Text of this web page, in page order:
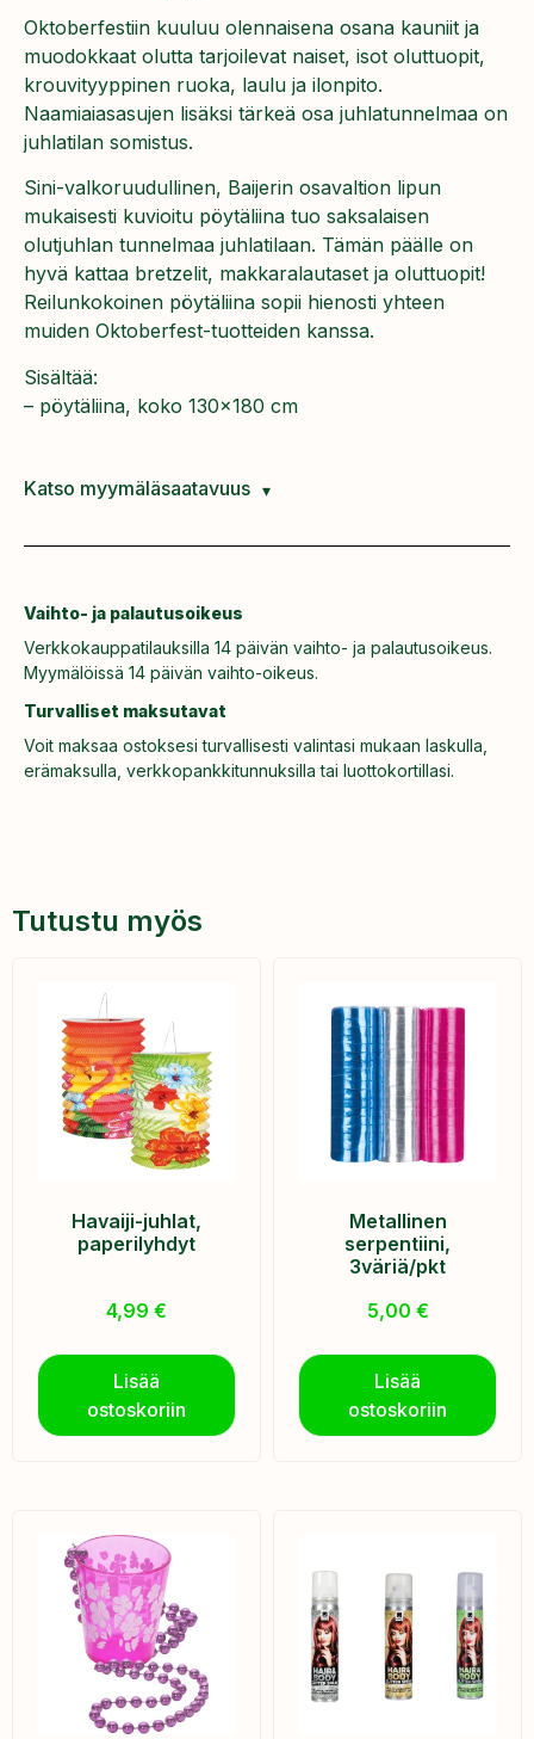
Oktoberfestiin kuuluu olennaisena osana kauniit ja
muodokkaat olutta tarjoilevat naiset, isot oluttuopit,
krouvityyppinen ruoka, laulu ja ilonpito.
Naamiaiasasujen lisäksi tärkeä osa juhlatunnelmaa on
juhlatilan somistus.
Sini-valkoruudullinen, Baijerin osavaltion lipun
mukaisesti kuvioitu pöytäliina tuo saksalaisen
olutjuhlan tunnelmaa juhlatilaan. Tämän päälle on
hyvä kattaa bretzelit, makkaralautaset ja oluttuopit!
Reilunkokoinen pöytäliina sopii hienosti yhteen
muiden Oktoberfest-tuotteiden kanssa.
Sisältää:
– pöytäliina, koko 130×180 cm
Katso myymäläsaatavuus
Vaihto- ja palautusoikeus
Verkkokauppatilauksilla 14 päivän vaihto- ja palautusoikeus.
Myymälöissä 14 päivän vaihto-oikeus.
Turvalliset maksutavat
Voit maksaa ostoksesi turvallisesti valintasi mukaan laskulla,
erämaksulla, verkkopankkitunnuksilla tai luottokortillasi.
Tutustu myös
Havaiji-juhlat,
paperilyhdyt
4,99 €
Lisää
ostoskoriin
Metallinen
serpentiini,
3väriä/pkt
5,00 €
Lisää
ostoskoriin